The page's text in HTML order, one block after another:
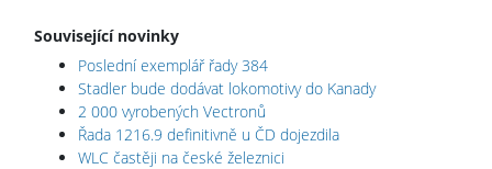
Související novinky
Poslední exemplář řady 384
Stadler bude dodávat lokomotivy do Kanady
2 000 vyrobených Vectronů
Řada 1216.9 definitivně u ČD dojezdila
WLC častěji na české železnici